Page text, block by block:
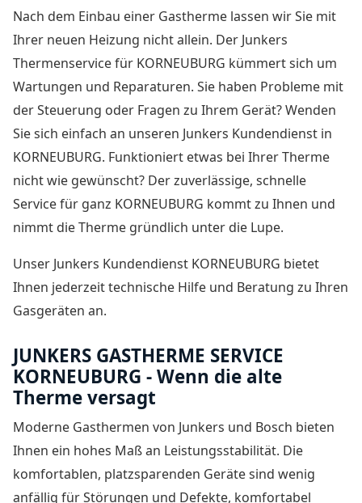
Nach dem Einbau einer Gastherme lassen wir Sie mit
Ihrer neuen Heizung nicht allein. Der Junkers
Thermenservice für KORNEUBURG kümmert sich um
Wartungen und Reparaturen. Sie haben Probleme mit
der Steuerung oder Fragen zu Ihrem Gerät? Wenden
Sie sich einfach an unseren Junkers Kundendienst in
KORNEUBURG. Funktioniert etwas bei Ihrer Therme
nicht wie gewünscht? Der zuverlässige, schnelle
Service für ganz KORNEUBURG kommt zu Ihnen und
nimmt die Therme gründlich unter die Lupe.
Unser Junkers Kundendienst KORNEUBURG bietet
Ihnen jederzeit technische Hilfe und Beratung zu Ihren
Gasgeräten an.
JUNKERS GASTHERME SERVICE
KORNEUBURG - Wenn die alte
Therme versagt
Moderne Gasthermen von Junkers und Bosch bieten
Ihnen ein hohes Maß an Leistungsstabilität. Die
komfortablen, platzsparenden Geräte sind wenig
anfällig für Störungen und Defekte, komfortabel